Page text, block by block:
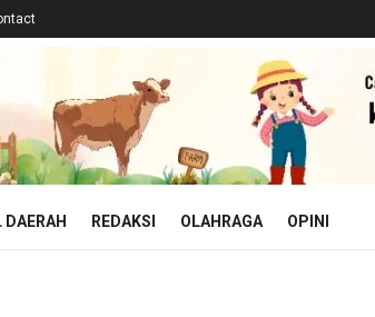
DAERAH REDAKSI OLAHRAGA OPINI